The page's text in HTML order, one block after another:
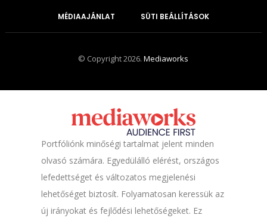
MÉDIAAJÁNLAT SÜTI BEÁLLÍTÁSOK
© Copyright 2026.Mediaworks
Portfóliónk minőségi tartalmat jelent minden
olvasó számára. Egyedülálló elérést, országos
lefedettséget és változatos megjelenési
lehetőséget biztosít. Folyamatosan keressük az
új irányokat és fejlődési lehetőségeket. Ez